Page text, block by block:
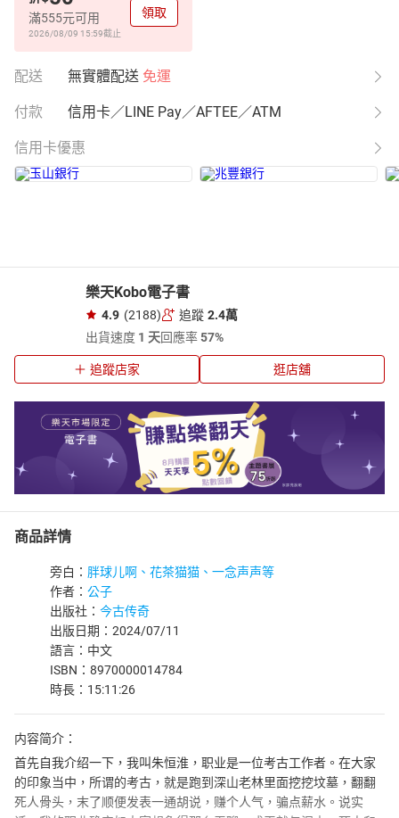
滿555元可用
2026/08/09 15:59截止
領取
配送 無實體配送 免運
付款 信用卡／LINE Pay／AFTEE／ATM
信用卡優惠
樂天Kobo電子書
4.9 (2188) 追蹤 2.4萬
出貨速度 1 天回應率57%
追蹤店家 逛店舖
商品詳情
旁白： 胖球儿啊、花茶猫猫、一念声声等
作者： 公子
出版社： 今古传奇
出版日期：2024/07/11
語言：中文
ISBN：8970000014784
時長：15:11:26
内容简介：
首先自我介绍一下，我叫朱恒淮，职业是一位考古工作者。在大家
的印象当中，所谓的考古，就是跑到深山老林里面挖挖坟墓，翻翻
死人骨头，末了顺便发表一通胡说，赚个人气，骗点薪水。说实